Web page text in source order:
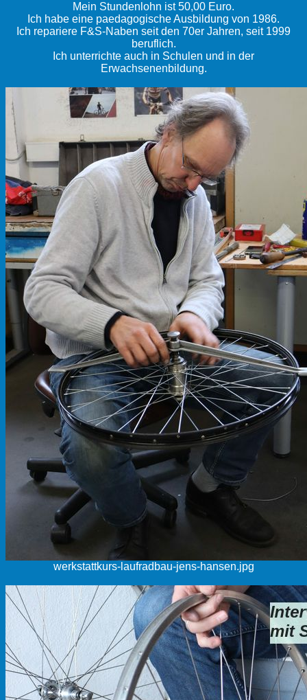
Mein Stundenlohn ist 50,00 Euro.
Ich habe eine paedagogische Ausbildung von 1986.
Ich repariere F&S-Naben seit den 70er Jahren, seit 1999
beruflich.
Ich unterrichte auch in Schulen und in der
Erwachsenenbildung.
werkstattkurs-laufradbau-jens-hansen.jpg